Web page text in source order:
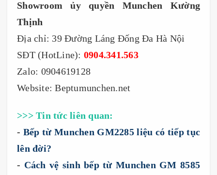
Showroom ủy quyền Munchen Kường
Thịnh
Địa chỉ: 39 Đường Láng Đống Đa Hà Nội
SĐT (HotLine): 0904.341.563
Zalo: 0904619128
Website: Beptumunchen.net
>>> Tin tức liên quan:
- Bếp từ Munchen GM2285 liệu có tiếp tục
lên đời?
- Cách vệ sinh bếp từ Munchen GM 8585